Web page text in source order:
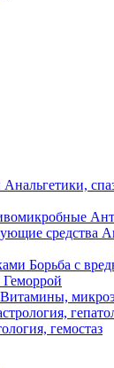
Анальгетики,
Борьба с
Геморрой
Витамины,
гемостаз